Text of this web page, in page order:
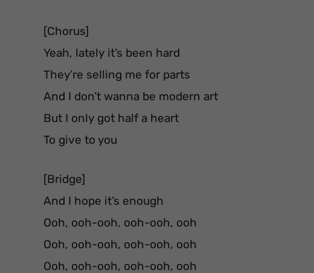
[Chorus]
Yeah, lately it’s been hard
They’re selling me for parts
And I don’t wanna be modern art
But I only got half a heart
To give to you
[Bridge]
And I hope it’s enough
Ooh, ooh-ooh, ooh-ooh, ooh
Ooh, ooh-ooh, ooh-ooh, ooh
Ooh, ooh-ooh, ooh-ooh, ooh